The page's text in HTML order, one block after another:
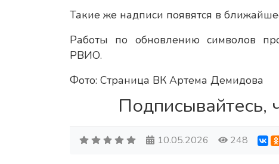
Такие же надписи появятся в
Работы по обновлению символов
РВИО.
Фото: Страница ВК Артема Демидова
Подписывайтесь,
10.05.2026 248